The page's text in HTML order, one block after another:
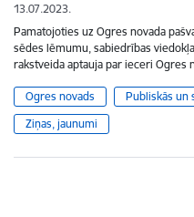
13.07.2023.
Pamatojoties uz Ogres novada
sēdes lēmumu, sabiedrības
rakstveida aptauja par ieceri Ogres
Ogres novads
Publiskās un
Ziņas, jaunumi